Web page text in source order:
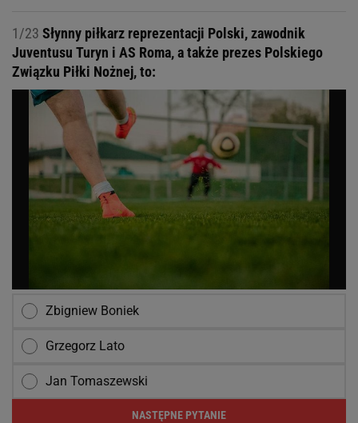
1/23 Słynny piłkarz reprezentacji Polski, zawodnik
Juventusu Turyn i AS Roma, a także prezes Polskiego
Związku Piłki Nożnej, to:
Zbigniew Boniek
Grzegorz Lato
Jan Tomaszewski
NASTĘPNE PYTANIE